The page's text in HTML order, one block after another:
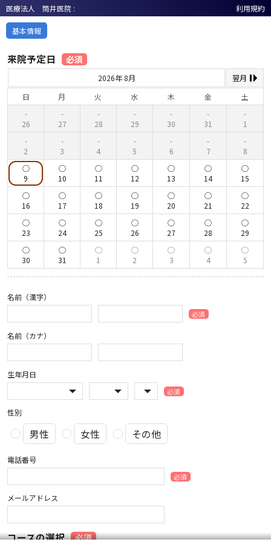
医療法人 筒井医院 : 利用規約
基本情報
来院予定日 必須
2026年 8月
翌月
日
月 火 水 木 金 土
26 27 28 29 30 31 1
2 3 4 5 6 7 8
9 10 11 12 13 14 15
16 17 18 19 20 21 22
23 24 25 26 27 28 29
30 31 1 2 3 4 5
名前（漢字）
必須
名前（カナ）
生年月日
必須
性別
男性 女性 その他
電話番号
必須
メールアドレス
コースの選択 必須